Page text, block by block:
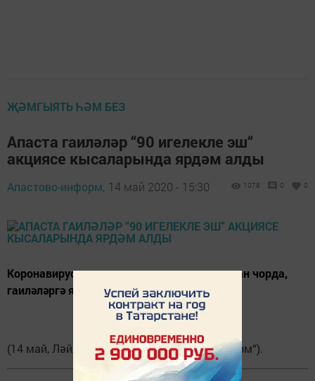
ҖӘМГЫЯТЬ ҺӘМ БЕЗ
Апаста гаиләләр “90 игелекле эш“
акциясе кысаларында ярдәм алды
Апастово-информ, 14 май 2020 - 15:30 1078 0 0
Коронавирус чире таралу куркынычы янаган чорда,
гаиләләргә ярдәм күрсәтү дәвам итә.
(14 май, Ләйлә Шиһабиева, “Апастово-информ“).